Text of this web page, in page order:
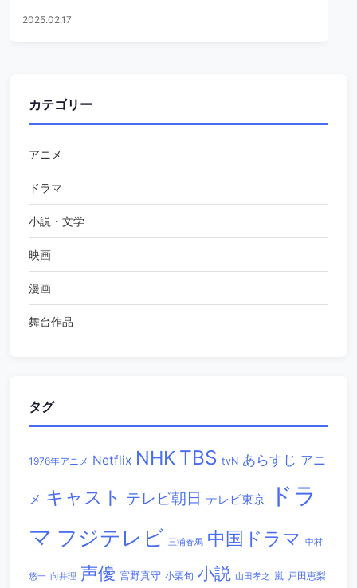
2025.02.17
カテゴリー
アニメ
ドラマ
小説・文学
映画
漫画
舞台作品
タグ
1976年アニメ Netflix NHK TBS tvN あらすじ アニ
メ キャスト テレビ朝日 テレビ東京
ドラ
マ フジテレビ 三浦春馬 中国ドラマ 中村
悠一 向井理 声優 宮野真守 小栗旬 小説 山田孝之 嵐 戸田恵梨